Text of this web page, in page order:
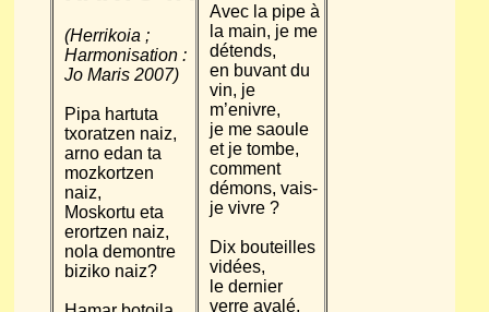
(Herrikoia ;
Harmonisation :
Jo Maris 2007)
Pipa hartuta
txoratzen naiz,
arno edan ta
mozkortzen
naiz,
Moskortu eta
erortzen naiz,
nola demontre
biziko naiz?
Avec la pipe à
la main, je me
détends,
en buvant du
vin, je
m’enivre,
je me saoule
et je tombe,
comment
démons, vais-
je vivre ?
Dix bouteilles
vidées,
le dernier
verre avalé,